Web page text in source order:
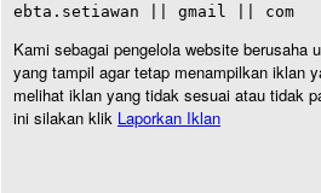
ebta.setiawan || gmail || com
Kami sebagai pengelola website berusaha
yang tampil agar tetap menampilkan iklan
melihat iklan yang tidak sesuai atau tidak
ini silakan klik Laporkan Iklan